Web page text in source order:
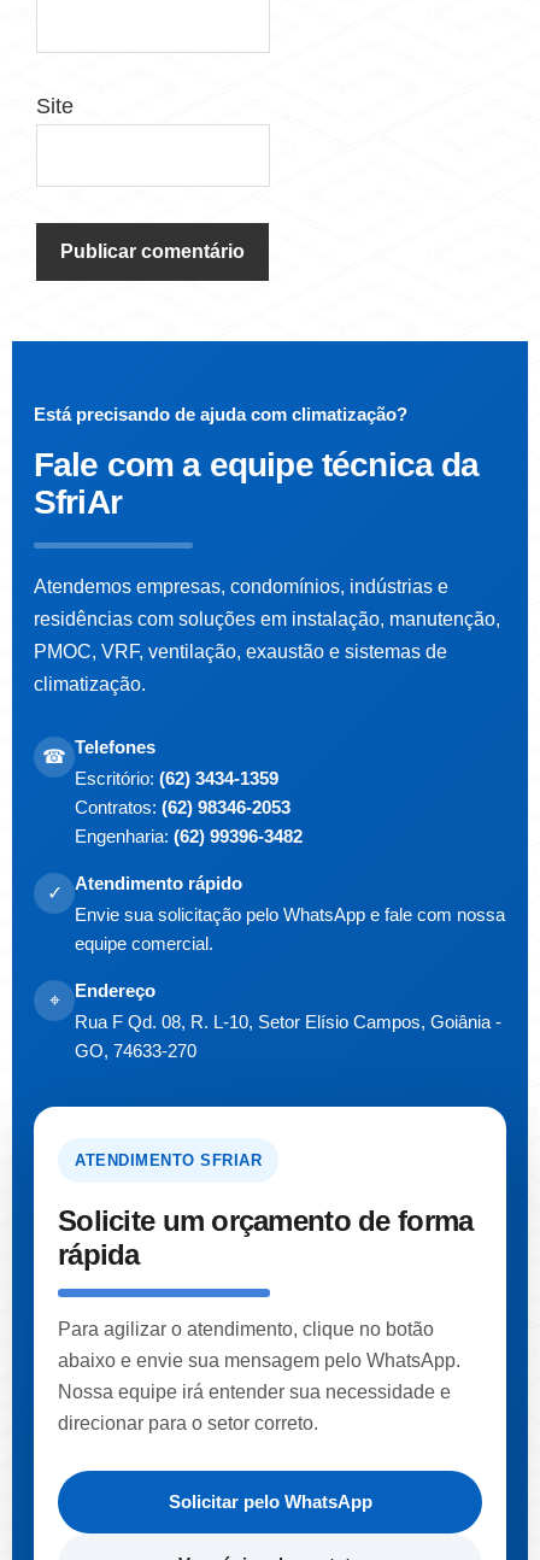
Site
Está precisando de ajuda com climatização?
Fale com a equipe técnica da
SfriAr
Atendemos empresas, condomínios, indústrias e
residências com soluções em instalação, manutenção,
PMOC, VRF, ventilação, exaustão e sistemas de
climatização.
☎ Telefones
Escritório: (62) 3434-1359
Contratos: (62) 98346-2053
Engenharia: (62) 99396-3482
✓
Atendimento rápido
Envie sua solicitação pelo WhatsApp e fale com nossa
equipe comercial.
⌖
Endereço
Rua F Qd. 08, R. L-10, Setor Elísio Campos, Goiânia -
GO, 74633-270
ATENDIMENTO SFRIAR
Solicite um orçamento de forma
rápida
Para agilizar o atendimento, clique no botão
abaixo e envie sua mensagem pelo WhatsApp.
Nossa equipe irá entender sua necessidade e
direcionar para o setor correto.
Solicitar pelo WhatsApp